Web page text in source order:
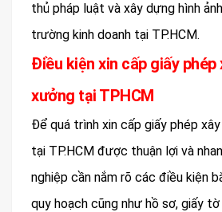
thủ pháp luật và xây dựng hình
trường kinh doanh tại TP.HCM.
Điều kiện xin cấp giấy phép
xưởng tại TPHCM
Để quá trình xin cấp giấy phép
tại TP.HCM được thuận lợi và
nghiệp cần nắm rõ các điều kiện
quy hoạch cũng như hồ sơ, giấy